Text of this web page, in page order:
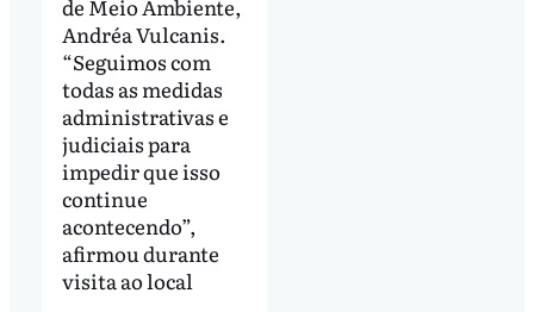
de Meio Ambiente,
Andréa Vulcanis.
“Seguimos com
todas as medidas
administrativas e
judiciais para
impedir que isso
continue
acontecendo”,
afirmou durante
visita ao local